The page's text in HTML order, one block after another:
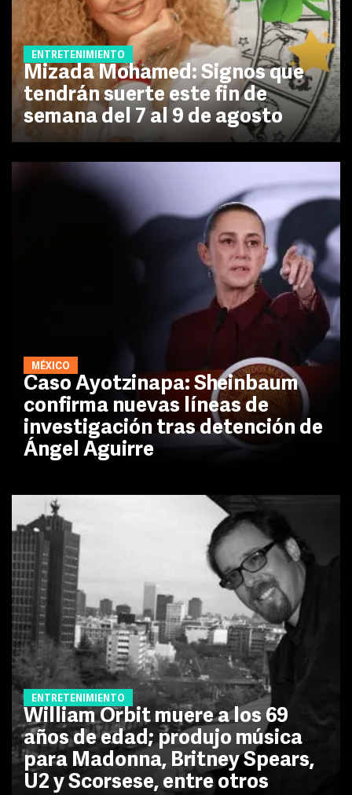
ENTRETENIMIENTO
Mizada Mohamed: Signos que
tendrán suerte este fin de
semana del 7 al 9 de agosto
MÉXICO
Caso Ayotzinapa: Sheinbaum
confirma nuevas líneas de
investigación tras detención de
Ángel Aguirre
ENTRETENIMIENTO
William Orbit muere a los 69
años de edad; produjo música
para Madonna, Britney Spears,
U2 y Scorsese, entre otros